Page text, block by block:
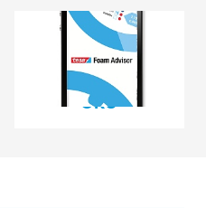
Köpük Danışmanı
DAHA FAZLASINI
OKU